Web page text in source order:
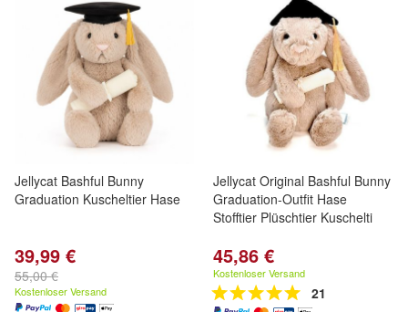
Jellycat Bashful Bunny
Graduation Kuscheltier Hase
39,99 €
55,00 €
Kostenloser Versand
Jellycat Original Bashful Bunny
Graduation-Outfit Hase
Stofftier Plüschtier Kuschelti
45,86 €
Kostenloser Versand
21